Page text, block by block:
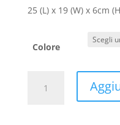
25 (L) x 19 (W) x 6cm
Colore
Pieghevole